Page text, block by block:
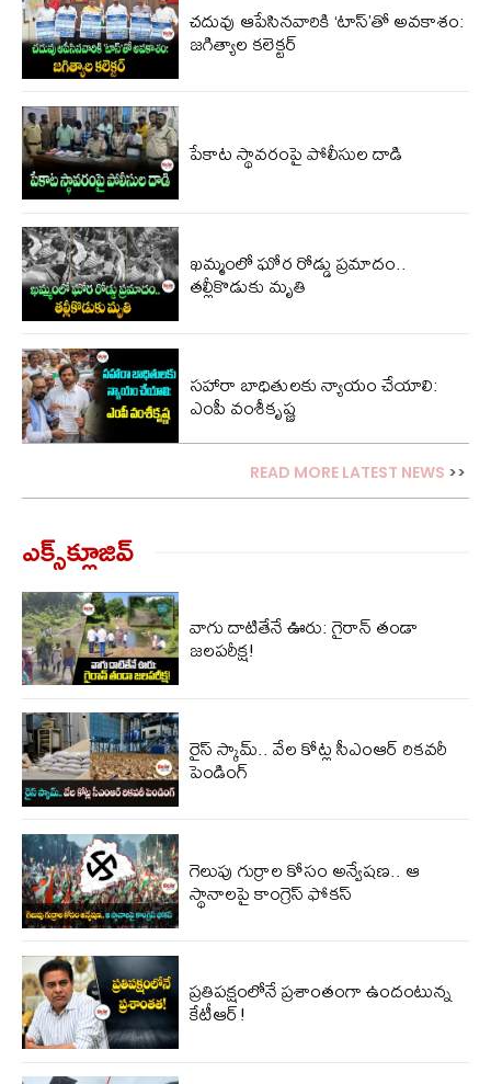
చదువు ఆపేసినవారికి ‘టాస్‌’తో అవకాశం:
జగిత్యాల కలెక్టర్
పేకాట స్థావరంపై పోలీసుల‌ దాడి
ఖమ్మంలో ఘోర రోడ్డు ప్రమాదం..
తల్లీకొడుకు మృతి
సహారా బాధితులకు న్యాయం చేయాలి:
ఎంపీ వంశీకృష్ణ
READ MORE LATEST NEWS >>
ఎక్స్‌క్లూజివ్‌
వాగు దాటితేనే ఊరు: గైరాన్ తండా
జలపరీక్ష!
రైస్ స్కామ్.. వేల కోట్ల‌ సీఎంఆర్ రికవరీ
పెండింగ్
గెలుపు గుర్రాల కోసం అన్వేషణ.. ఆ
స్థానాలపై కాంగ్రెస్ ఫోకస్
ప్ర‌తిప‌క్షంలోనే ప్ర‌శాంతంగా ఉందంటున్న
కేటీఆర్!